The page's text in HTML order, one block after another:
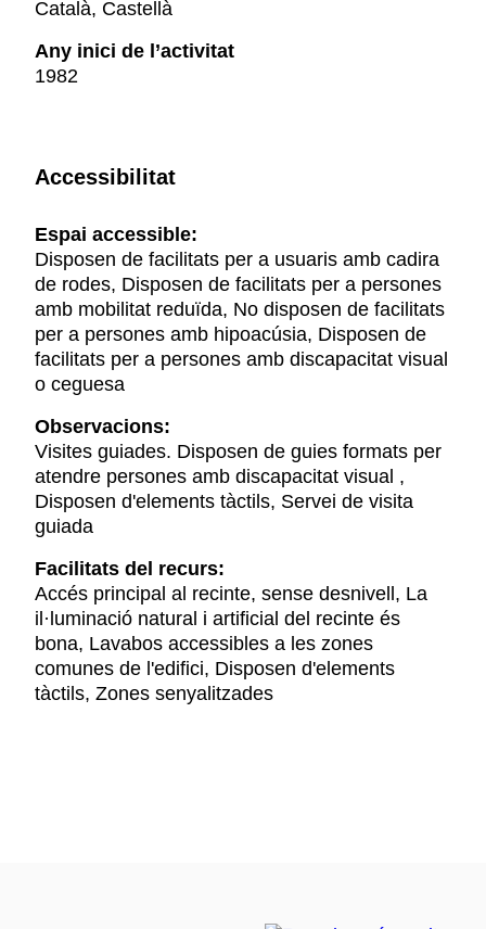
Català, Castellà
Any inici de l’activitat
1982
Accessibilitat
Espai accessible:
Disposen de facilitats per a usuaris amb cadira
de rodes, Disposen de facilitats per a persones
amb mobilitat reduïda, No disposen de facilitats
per a persones amb hipoacúsia, Disposen de
facilitats per a persones amb discapacitat visual
o ceguesa
Observacions:
Visites guiades. Disposen de guies formats per
atendre persones amb discapacitat visual ,
Disposen d'elements tàctils, Servei de visita
guiada
Facilitats del recurs:
Accés principal al recinte, sense desnivell, La
il·luminació natural i artificial del recinte és
bona, Lavabos accessibles a les zones
comunes de l'edifici, Disposen d'elements
tàctils, Zones senyalitzades